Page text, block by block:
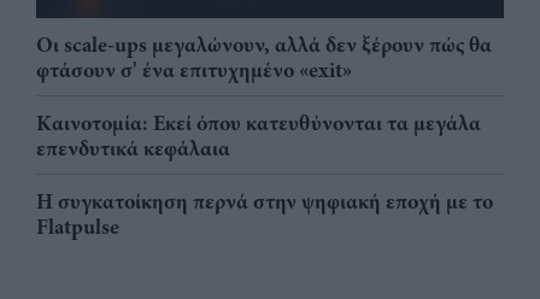
Οι scale-ups μεγαλώνουν, αλλά δεν ξέρουν πώς θα
φτάσουν σ' ένα επιτυχημένο «exit»
Καινοτομία: Εκεί όπου κατευθύνονται τα μεγάλα
επενδυτικά κεφάλαια
Η συγκατοίκηση περνά στην ψηφιακή εποχή με το
Flatpulse